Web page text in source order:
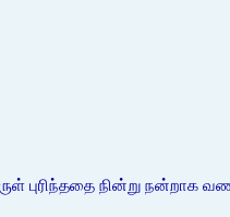
புரிந்ததை நின்று நன்றாக